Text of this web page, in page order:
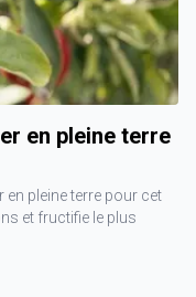
en pleine terre
pleine terre pour cet
et fructifie le plus